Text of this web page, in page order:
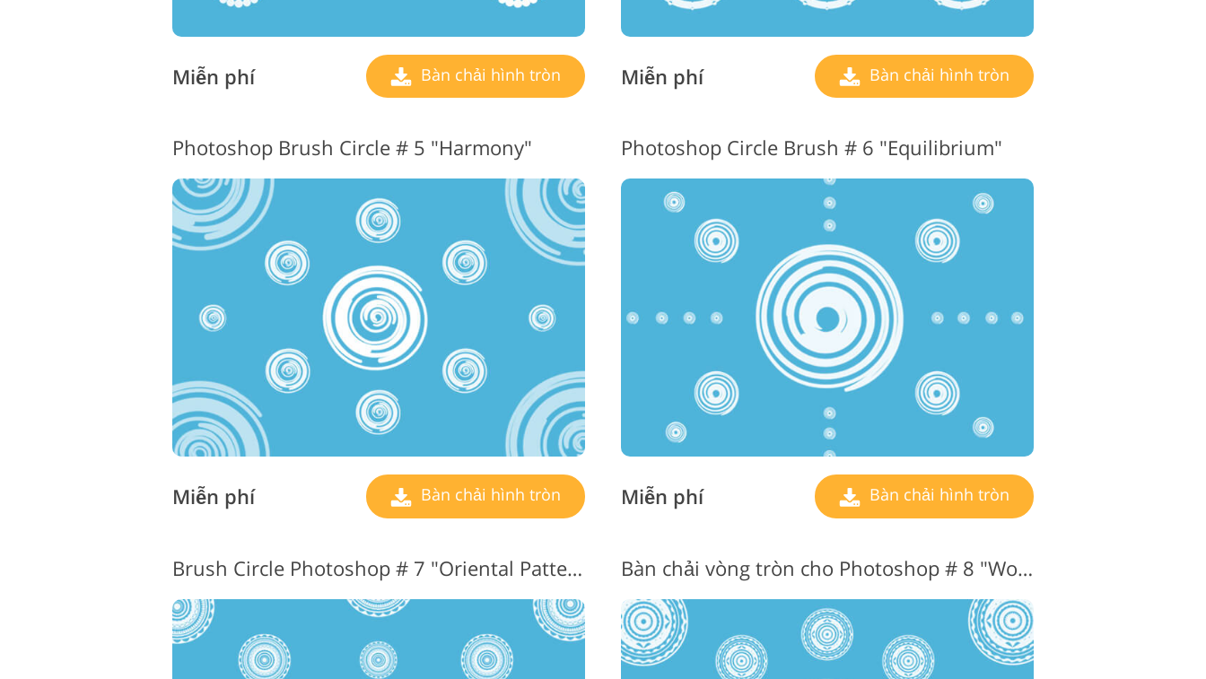
Miễn phí Bàn chải hình tròn Miễn phí Bàn chải hình tròn
Photoshop Brush Circle # 5 "Harmony"
Miễn phí Bàn chải hình tròn
Photoshop Circle Brush # 6 "Equilibrium"
Miễn phí Bàn chải hình tròn
Brush Circle Photoshop # 7 "Oriental Patterns" Bàn chải vòng tròn cho Photoshop # 8 "World Pillars"